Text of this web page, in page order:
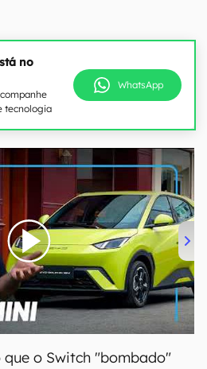
no
tecnologia
WhatsApp
o Switch "bombado"